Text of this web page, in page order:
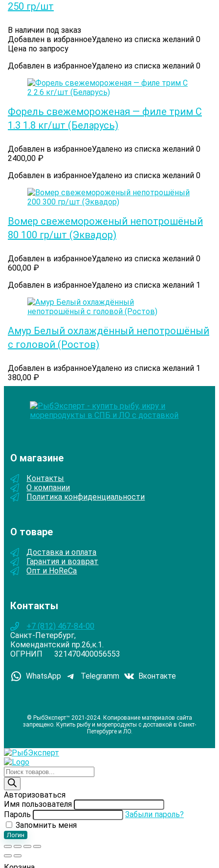
250 гр/шт
В наличии под заказ
Добавлен в избранноеУдалено из списка желаний 0
Цена по запросу
Добавлен в избранноеУдалено из списка желаний 0
Форель свежемороженая — филе трим С
1.3 1.8 кг/шт (Беларусь)
Добавлен в избранноеУдалено из списка желаний 0
2400,00 ₽
Добавлен в избранноеУдалено из списка желаний 0
Вомер cвежемороженый непотрошёный
80 100 гр/шт (Эквадор)
Добавлен в избранноеУдалено из списка желаний 0
600,00 ₽
Добавлен в избранноеУдалено из списка желаний 1
Амур Белый охлаждённый непотрошёный
с головой (Ростов)
Добавлен в избранноеУдалено из списка желаний 1
380,00 ₽
О магазине
Контакты
О компании
Политика конфиденциальности
О товаре
Доставка и оплата
Гарантия и возврат
Опт и HoReCa
Контакты
+7 (812) 467-84-00
Санкт-Петербург,
Комендантский пр.26,к.1.
ОГРНИП 321470400056553
WhatsApp Telegramm Вконтакте
© РыбЭксперт™ 2021-2024. Копирование материалов сайта
запрещено. Купить рыбу и морепродукты с доставкой в Санкт-
Петербурге и ЛО.
Поиск
товаров
Авторизоваться
Имя пользователя
Пароль
Забыли пароль?
Запомнить меня
Логин